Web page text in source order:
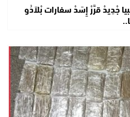
جْدِيدْ قرَّرْ إِسَدْ سفارات بْلاَدُو